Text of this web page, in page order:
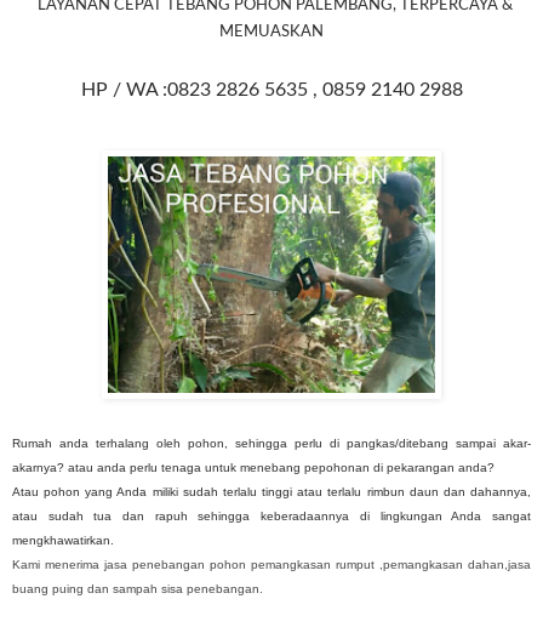
LAYANAN CEPAT TEBANG POHON PALEMBANG, TERPERCAYA &
MEMUASKAN
HP / WA :0823 2826 5635 , 0859 2140 2988
Rumah anda terhalang oleh pohon, sehingga perlu di pangkas/ditebang sampai akar-
akarnya? atau anda perlu tenaga untuk menebang pepohonan di pekarangan anda?
Atau pohon yang Anda miliki sudah terlalu tinggi atau terlalu rimbun daun dan dahannya,
atau sudah tua dan rapuh sehingga keberadaannya di lingkungan Anda sangat
mengkhawatirkan.
Kami menerima jasa penebangan pohon pemangkasan rumput ,pemangkasan dahan,jasa
buang puing dan sampah sisa penebangan.